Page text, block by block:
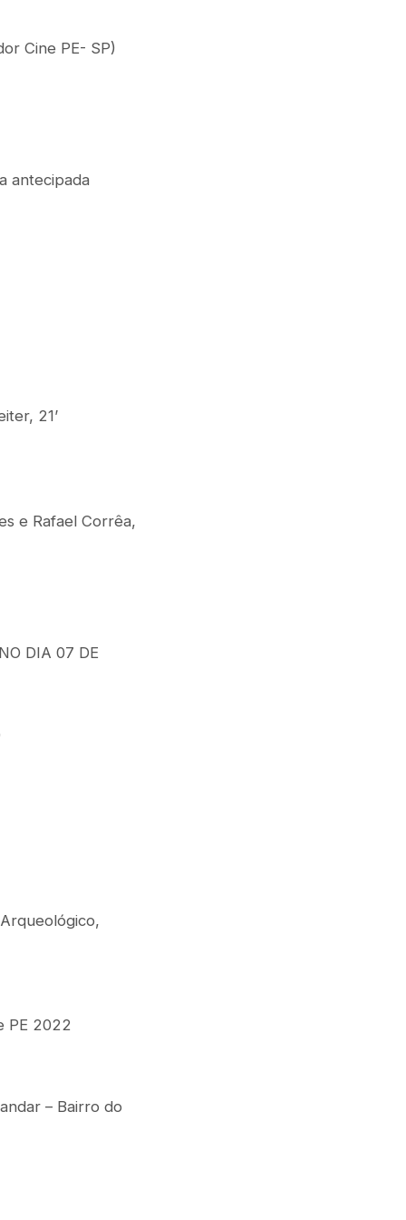
Cine PE- SP)
antecipada
21’
e Rafael Corrêa,
DIA 07 DE
PE 2022
– Bairro do